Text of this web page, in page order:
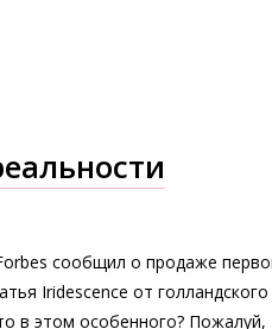
сообщил о продаже
Iridescence от
в этом особенного?